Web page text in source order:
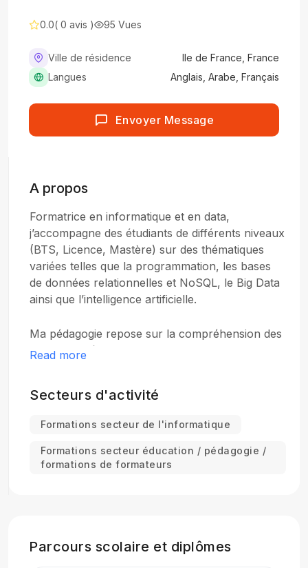
0.0( 0 avis ) 95 Vues
Ville de résidence
Ile de France, France
Langues
Anglais, Arabe, Français
Envoyer Message
A propos
Formatrice en informatique et en data,
j’accompagne des étudiants de différents niveaux
(BTS, Licence, Mastère) sur des thématiques
variées telles que la programmation, les bases
de données relationnelles et NoSQL, le Big Data
ainsi que l’intelligence artificielle.
Ma pédagogie repose sur la compréhension des
concepts clés, la mise en pratique et le
des cas réels. Je porte une attention particulière
l’adaptation des contenus aux besoins
spécifiques des formations et des établissements.
Read more
Secteurs d'activité
Formations secteur de l'informatique
Formations secteur éducation / pédagogie /
formations de formateurs
Parcours scolaire et diplômes